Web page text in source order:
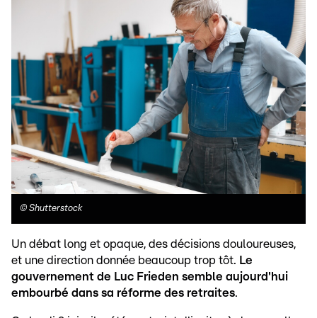
© Shutterstock
Un débat long et opaque, des décisions douloureuses,
et une direction donnée beaucoup trop tôt. Le
gouvernement de Luc Frieden semble aujourd'hui
embourbé dans sa réforme des retraites.